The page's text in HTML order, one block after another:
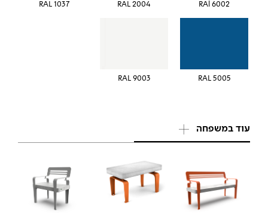
RAl 6002
RAL 2004
RAL 1037
RAL 5005
RAL 9003
עוד במשפחה